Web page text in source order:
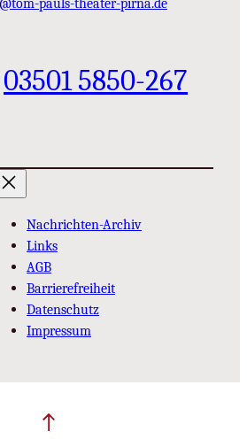
pauls-theater-pirna.de
03501 5850-267
Nachrichten-Archiv
Links
AGB
Barrierefreiheit
Datenschutz
Impressum